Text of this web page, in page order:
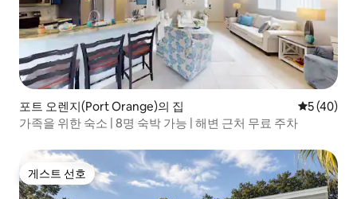
포트 오렌지(Port Orange)의 집 평점 5점(5
5 (40)
가족을 위한 숙소 | 8명 숙박 가능 | 해변 근처 무료 주차
게스트 선호
게스트 선호